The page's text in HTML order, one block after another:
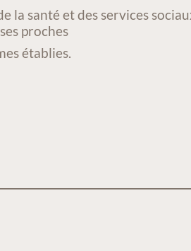
la santé et des services
proches
établies.